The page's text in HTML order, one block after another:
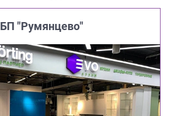
БП "Румянцево"